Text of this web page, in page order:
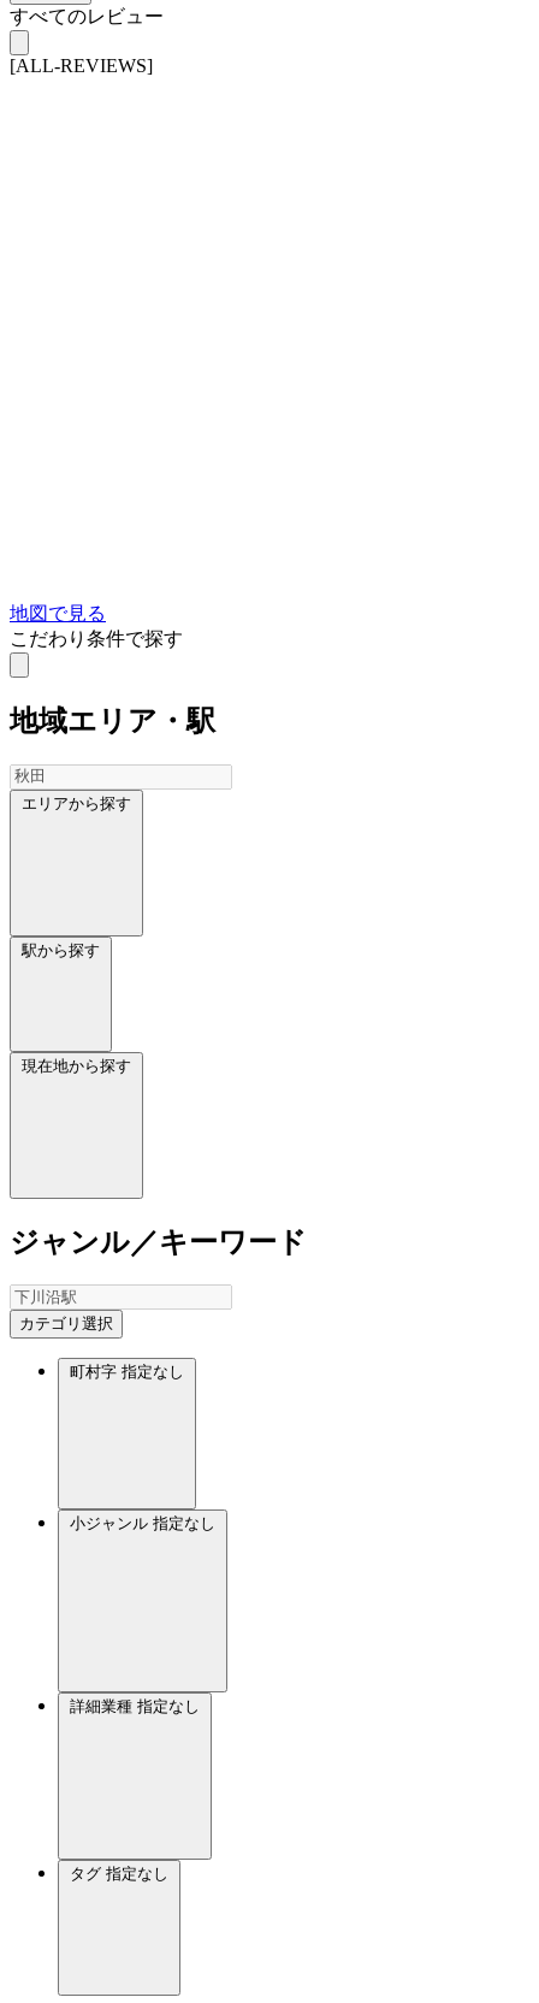
すべてのレビュー
[ALL-REVIEWS]
地図で見る
こだわり条件で探す
地域エリア・駅
エリアから探す
駅から探す
現在地から探す
ジャンル／キーワード
カテゴリ選択
町村字 指定なし
小ジャンル 指定なし
詳細業種 指定なし
タグ 指定なし